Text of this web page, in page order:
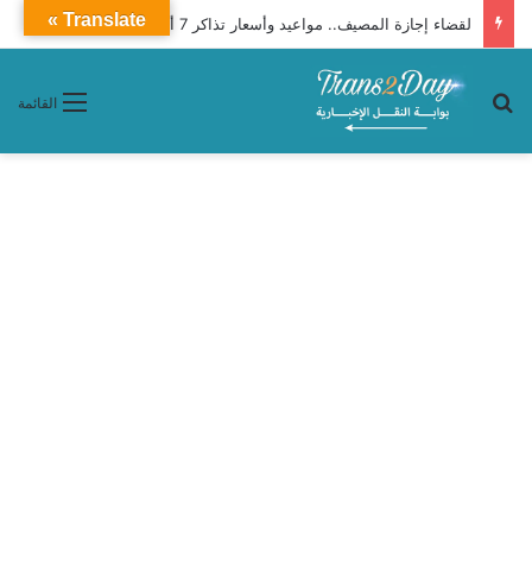
لقضاء إجازة المصيف.. مواعيد وأسعار تذاكر 7 أتوبيسات «جو باص» من أسيوط إلى الغردقة
القائمة بحث عن
Translate »